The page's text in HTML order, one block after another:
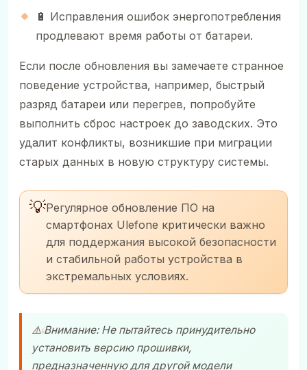
🔋 Исправления ошибок энергопотребления
продлевают время работы от батареи.
Если после обновления вы замечаете странное
поведение устройства, например, быстрый
разряд батареи или перегрев, попробуйте
выполнить сброс настроек до заводских. Это
удалит конфликты, возникшие при миграции
старых данных в новую структуру системы.
💡Регулярное обновление ПО на
смартфонах Ulefone критически важно
для поддержания высокой безопасности
и стабильной работы устройства в
экстремальных условиях.
⚠️ Внимание: Не пытайтесь принудительно
установить версию прошивки,
предназначенную для другой модели